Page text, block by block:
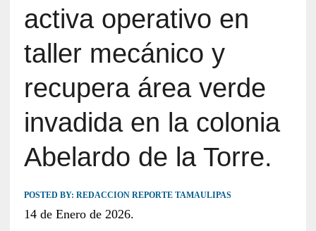
activa operativo en
taller mecánico y
recupera área verde
invadida en la colonia
Abelardo de la Torre.
POSTED BY: REDACCION REPORTE TAMAULIPAS
14 de Enero de 2026.